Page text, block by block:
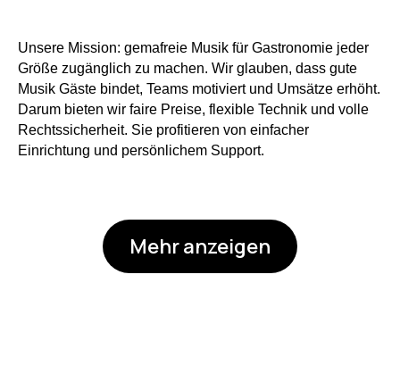
Unsere Mission: gemafreie Musik für Gastronomie jeder
Größe zugänglich zu machen. Wir glauben, dass gute
Musik Gäste bindet, Teams motiviert und Umsätze erhöht.
Darum bieten wir faire Preise, flexible Technik und volle
Rechtssicherheit. Sie profitieren von einfacher
Einrichtung und persönlichem Support.
Mehr anzeigen